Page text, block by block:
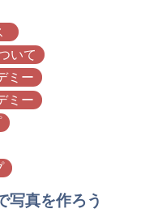
いて
ミー
ミー
写真を作ろう